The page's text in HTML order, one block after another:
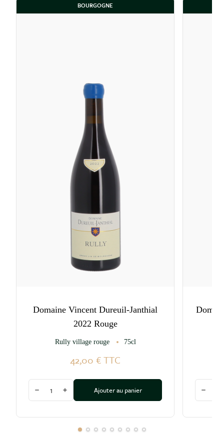
BOURGOGNE
Domaine Vincent Dureuil-Janthial
2022 Rouge
Rully village rouge 75cl
42,00 €TTC
Diminuer la quantité
Augmenter la quantité
Ajouter au panier